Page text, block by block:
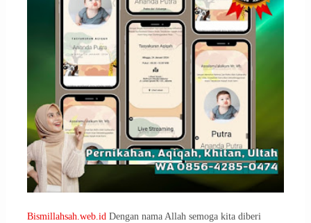
Bismillahsah.web.idDengan nama Allah semoga kita diberi